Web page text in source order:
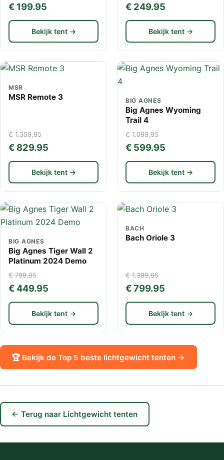
€ 199.95
Bekijk tent →
€ 249.95
Bekijk tent →
MSR
MSR Remote 3
€ 1.359,95
€ 829.95
Bekijk tent →
BIG AGNES
Big Agnes Wyoming
Trail 4
€ 1.099,95
€ 599.95
Bekijk tent →
BIG AGNES
Big Agnes Tiger Wall 2
Platinum 2024 Demo
€ 799,95
€ 449.95
Bekijk tent →
BACH
Bach Oriole 3
€ 1.399,95
€ 799.95
Bekijk tent →
🏆 Bekijk de Top 5 beste lichtgewicht tenten →
← Terug naar Lichtgewicht tenten